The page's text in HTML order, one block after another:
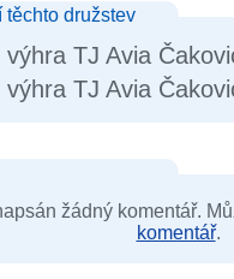
těchto družstev
výhra TJ Avia
výhra TJ Avia
žádný komentář.
komentář.